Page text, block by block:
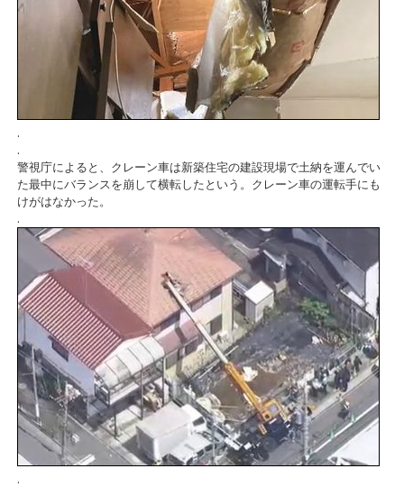
.
.
警視庁によると、クレーン車は新築住宅の建設現場で土納を運んでい
た最中にバランスを崩して横転したという。クレーン車の運転手にも
けがはなかった。
.
.